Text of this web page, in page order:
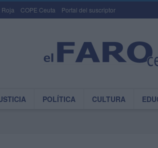
Roja COPE Ceuta Portal del suscriptor
POLÍTICA CULTURA